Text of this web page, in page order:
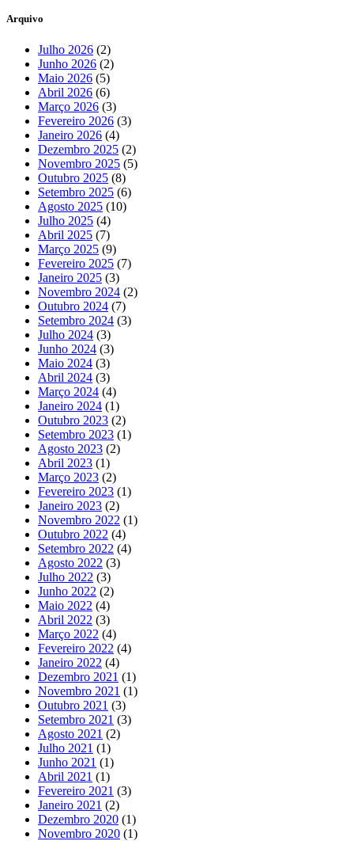
Arquivo
Julho 2026 (2)
Junho 2026 (2)
Maio 2026 (5)
Abril 2026 (6)
Março 2026 (3)
Fevereiro 2026 (3)
Janeiro 2026 (4)
Dezembro 2025 (2)
Novembro 2025 (5)
Outubro 2025 (8)
Setembro 2025 (6)
Agosto 2025 (10)
Julho 2025 (4)
Abril 2025 (7)
Março 2025 (9)
Fevereiro 2025 (7)
Janeiro 2025 (3)
Novembro 2024 (2)
Outubro 2024 (7)
Setembro 2024 (3)
Julho 2024 (3)
Junho 2024 (3)
Maio 2024 (3)
Abril 2024 (3)
Março 2024 (4)
Janeiro 2024 (1)
Outubro 2023 (2)
Setembro 2023 (1)
Agosto 2023 (2)
Abril 2023 (1)
Março 2023 (2)
Fevereiro 2023 (1)
Janeiro 2023 (2)
Novembro 2022 (1)
Outubro 2022 (4)
Setembro 2022 (4)
Agosto 2022 (3)
Julho 2022 (3)
Junho 2022 (2)
Maio 2022 (4)
Abril 2022 (3)
Março 2022 (4)
Fevereiro 2022 (4)
Janeiro 2022 (4)
Dezembro 2021 (1)
Novembro 2021 (1)
Outubro 2021 (3)
Setembro 2021 (3)
Agosto 2021 (2)
Julho 2021 (1)
Junho 2021 (1)
Abril 2021 (1)
Fevereiro 2021 (3)
Janeiro 2021 (2)
Dezembro 2020 (1)
Novembro 2020 (1)